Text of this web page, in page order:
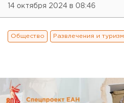
14 октября 2024 в 08:46
Общество Развлечения и туризм